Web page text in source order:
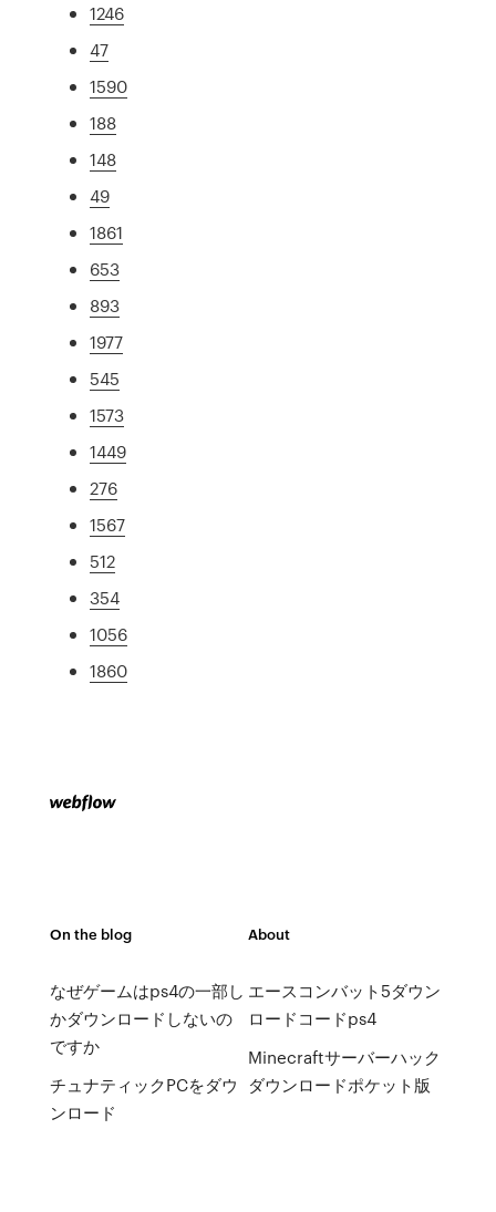
1246
47
1590
188
148
49
1861
653
893
1977
545
1573
1449
276
1567
512
354
1056
1860
On the blog
なぜゲームはps4の一部し
かダウンロードしないの
ですか
チュナティックPCをダウ
ンロード
About
エースコンバット5ダウン
ロードコードps4
Minecraftサーバーハック
ダウンロードポケット版